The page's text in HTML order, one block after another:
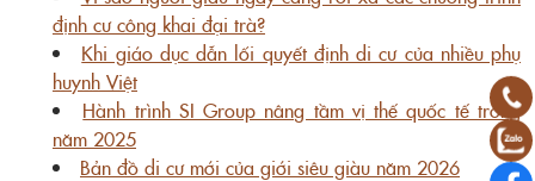
định cư công khai đại trà?
Khi giáo dục dẫn lối quyết định di cư của nhiều phụ
huynh Việt
Hành trình SI Group nâng tầm vị thế quốc tế trong
năm 2025
Bản đồ di cư mới của giới siêu giàu năm 2026